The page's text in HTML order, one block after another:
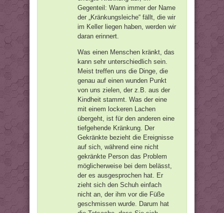
Gegenteil: Wann immer der Name
der „Kränkungsleiche“ fällt, die wir
im Keller liegen haben, werden wir
daran erinnert.
Was einen Menschen kränkt, das
kann sehr unterschiedlich sein.
Meist treffen uns die Dinge, die
genau auf einen wunden Punkt
von uns zielen, der z.B. aus der
Kindheit stammt. Was der eine
mit einem lockeren Lachen
übergeht, ist für den anderen eine
tiefgehende Kränkung. Der
Gekränkte bezieht die Ereignisse
auf sich, während eine nicht
gekränkte Person das Problem
möglicherweise bei dem belässt,
der es ausgesprochen hat. Er
zieht sich den Schuh einfach
nicht an, der ihm vor die Füße
geschmissen wurde. Darum hat